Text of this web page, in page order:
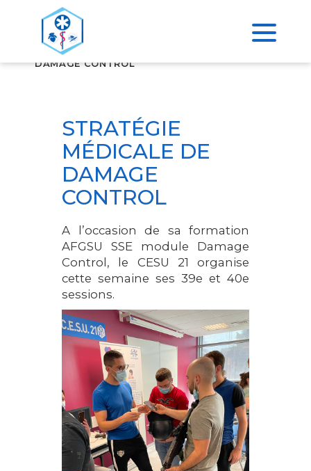
ACCUEIL
DAMAGE CONTROL
STRATÉGIE
MÉDICALE DE
DAMAGE
CONTROL
A l’occasion de sa formation
AFGSU SSE module Damage
Control, le CESU 21 organise
cette semaine ses 39e et 40e
sessions.